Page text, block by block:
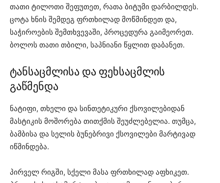
თათი ტილოთი შეფუთეთ, რათა ბიტუმი დარბილდეს.
ცოტა ხნის შემდეგ ფრთხილად მოწმინდეთ და,
საჭიროების შემთხვევაში, პროცედურა გაიმეორეთ.
ბოლოს თათი თბილი, საპნიანი წყლით დაბანეთ.
ტანსაცმლისა და ფეხსაცმლის
გაწმენდა
ნატიფი, თხელი და სინთეტიკური ქსოვილებიდან
მასტიკის მოშორება თითქმის შეუძლებელია. თუმცა,
ბამბისა და სელის ბუნებრივი ქსოვილები მარტივად
იწმინდება.
პირველ რიგში, სქელი მასა ფრთხილად აფხიკეთ.